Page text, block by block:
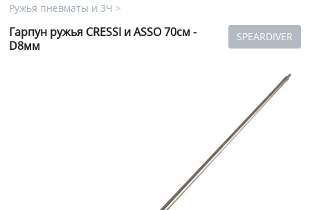
Ружья пневматы и ЗЧ >
SPEARDIVER
Гарпун ружья CRESSI и ASSO 70см -
D8мм